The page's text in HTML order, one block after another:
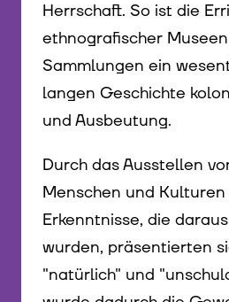
Herrschaft. So ist die
ethnografischer
Sammlungen ein
langen Geschichte
und Ausbeutung.
Durch das Ausstellen
Menschen und
Erkenntnisse, die
wurden, präsentierten
"natürlich" und